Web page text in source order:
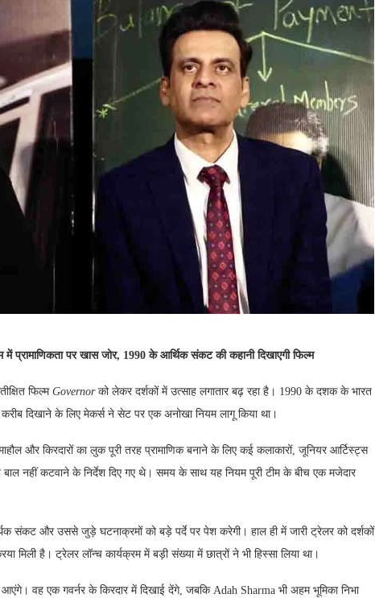
में प्रामाणिकता पर खास जोर, 1990 के आर्थिक संकट की कहानी दिखाएगी फिल्म
फिल्म Governorको लेकर दर्शकों में उत्साह लगातार बढ़ रहा है। 1990 के दशक के भारत
दिखाने के लिए मेकर्स ने सेट पर एक अनोखा नियम लागू किया था।
और किरदारों का लुक पूरी तरह प्रामाणिक बनाने के लिए कई कलाकारों, जूनियर आर्टिस्ट्स
नहीं कटवाने के निर्देश दिए गए थे। समय के साथ यह नियम पूरी टीम के बीच एक मजेदार
संकट और उससे जुड़े घटनाक्रमों को बड़े पर्दे पर पेश करेगी। हाल ही में जारी ट्रेलर को दर्शकों
मिली है। ट्रेलर लॉन्च कार्यक्रम में बड़ी संख्या में छात्रों ने भी हिस्सा लिया था।
वह एक गवर्नर के किरदार में दिखाई देंगे, जबकि Adah Sharma भी अहम भूमिका निभा